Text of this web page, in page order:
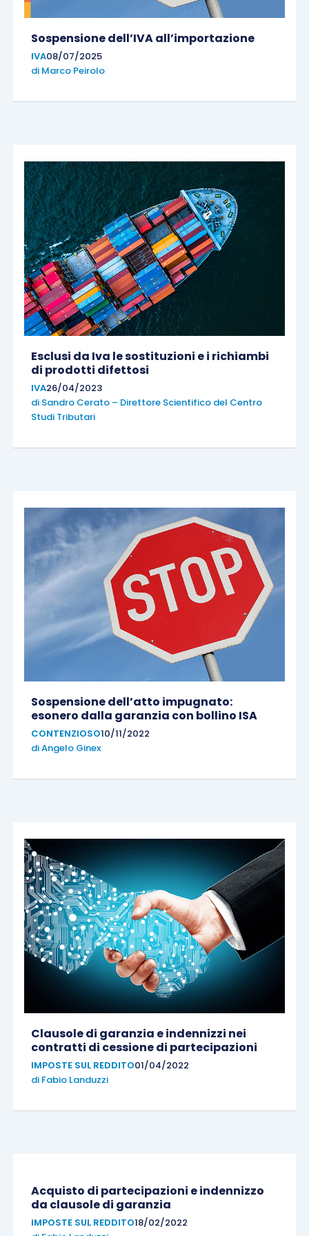
Sospensione dell’IVA all’importazione
IVA08/07/2025
di Marco Peirolo
Esclusi da Iva le sostituzioni e i richiambi
di prodotti difettosi
IVA26/04/2023
di Sandro Cerato – Direttore Scientifico del Centro
Studi Tributari
Sospensione dell’atto impugnato:
esonero dalla garanzia con bollino ISA
CONTENZIOSO10/11/2022
diAngelo Ginex
Clausole di garanzia e indennizzi nei
contratti di cessione di partecipazioni
IMPOSTE SUL REDDITO01/04/2022
di Fabio Landuzzi
Acquisto di partecipazioni e indennizzo
da clausole di garanzia
IMPOSTE SUL REDDITO18/02/2022